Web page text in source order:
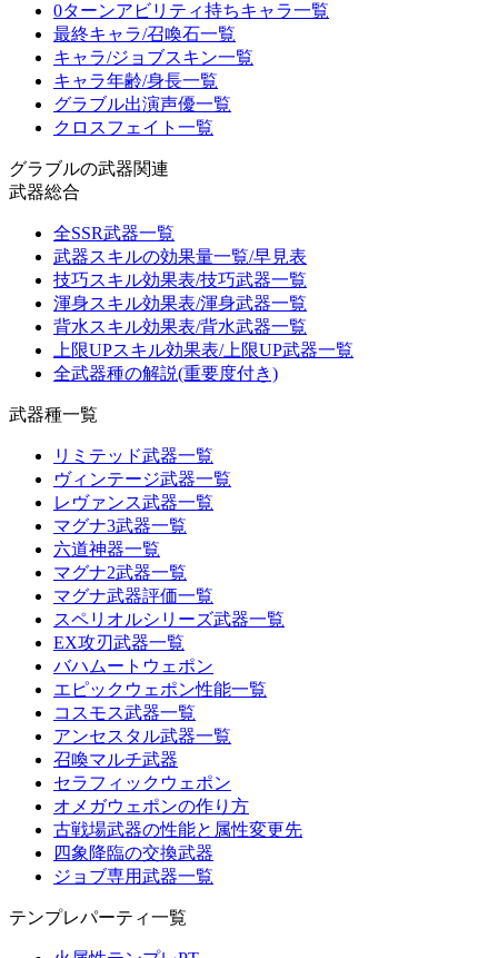
0ターンアビリティ持ちキャラ一覧
最終キャラ/召喚石一覧
キャラ/ジョブスキン一覧
キャラ年齢/身長一覧
グラブル出演声優一覧
クロスフェイト一覧
グラブルの武器関連
武器総合
全SSR武器一覧
武器スキルの効果量一覧/早見表
技巧スキル効果表/技巧武器一覧
渾身スキル効果表/渾身武器一覧
背水スキル効果表/背水武器一覧
上限UPスキル効果表/上限UP武器一覧
全武器種の解説(重要度付き)
武器種一覧
リミテッド武器一覧
ヴィンテージ武器一覧
レヴァンス武器一覧
マグナ3武器一覧
六道神器一覧
マグナ2武器一覧
マグナ武器評価一覧
スペリオルシリーズ武器一覧
EX攻刃武器一覧
バハムートウェポン
エピックウェポン性能一覧
コスモス武器一覧
アンセスタル武器一覧
召喚マルチ武器
セラフィックウェポン
オメガウェポンの作り方
古戦場武器の性能と属性変更先
四象降臨の交換武器
ジョブ専用武器一覧
テンプレパーティ一覧